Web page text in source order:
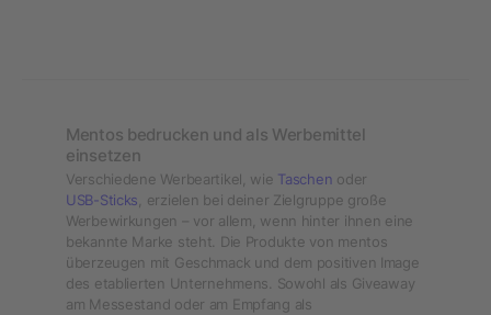
Mentos bedrucken und als Werbemittel
einsetzen
Verschiedene Werbeartikel, wie Taschen oder
USB-Sticks , erzielen bei deiner Zielgruppe große
Werbewirkungen – vor allem, wenn hinter ihnen eine
bekannte Marke steht. Die Produkte von mentos
überzeugen mit Geschmack und dem positiven Image
des etablierten Unternehmens. Sowohl als Giveaway
am Messestand oder am Empfang als